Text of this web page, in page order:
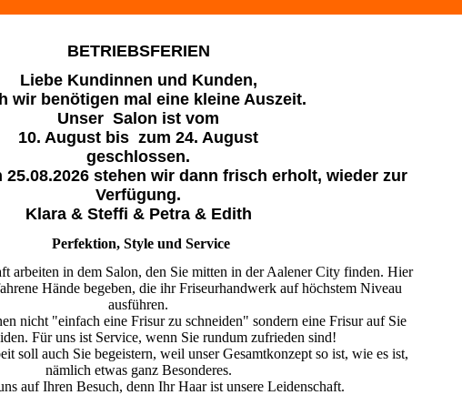
BETRIEBSFERIEN
Liebe Kundinnen und Kunden,
wir benötigen mal eine kleine Auszeit.
Unser Salon ist vom
10. August bis zum 24. August
geschlossen.
25.08.2026 stehen wir dann frisch erholt, wieder zur
Verfügung.
Klara & Steffi & Petra & Edith
Perfektion, Style und Service
arbeiten in dem Salon, den Sie mitten in der Aalener City finden. Hier
Hände begeben, die ihr Friseurhandwerk auf höchstem Niveau
ausführen.
nicht "einfach eine Frisur zu schneiden" sondern eine Frisur auf Sie
Für uns ist Service, wenn Sie rundum zufrieden sind!
soll auch Sie begeistern, weil unser Gesamtkonzept so ist, wie es ist,
nämlich etwas ganz Besonderes.
auf Ihren Besuch, denn Ihr Haar ist unsere Leidenschaft.